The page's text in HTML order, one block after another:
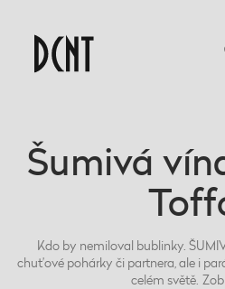
Šumivá
Kdo by nemiloval bublinky.
chuťové pohárky či partnera, ale i
celém světě.